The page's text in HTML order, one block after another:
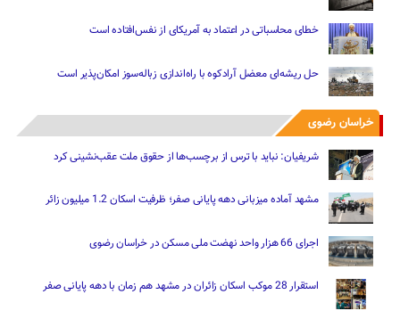
خطای محاسباتی در اعتماد به آمریکای از نفس‌افتاده است
حل ریشه‌ای معضل آرادکوه با راه‌اندازی زباله‌سوز امکان‌پذیر است
خراسان رضوی
شریفیان: نباید با ترس از برچسب‌ها از حقوق ملت عقب‌نشینی کرد
مشهد آماده میزبانی دهه پایانی صفر؛ ظرفیت اسکان 1.2 میلیون زائر
اجرای 66 هزار واحد نهضت ملی مسکن در خراسان رضوی
استقرار 28 موکب اسکان زائران در مشهد هم زمان با دهه پایانی صفر